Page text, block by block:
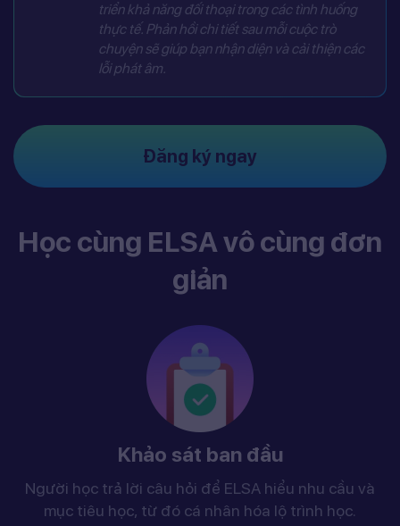
triển khả năng đối thoại trong các tình huống
thực tế. Phản hồi chi tiết sau mỗi cuộc trò
chuyện sẽ giúp bạn nhận diện và cải thiện các
lỗi phát âm.
Đăng ký ngay
Học cùng ELSA vô cùng đơn
giản
Khảo sát ban đầu
Người học trả lời câu hỏi để ELSA hiểu nhu cầu và
mục tiêu học, từ đó cá nhân hóa lộ trình học.